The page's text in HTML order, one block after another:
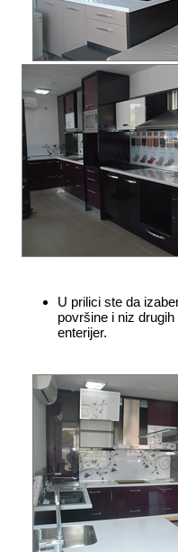
U prilici ste da
površine i niz
enterijer.